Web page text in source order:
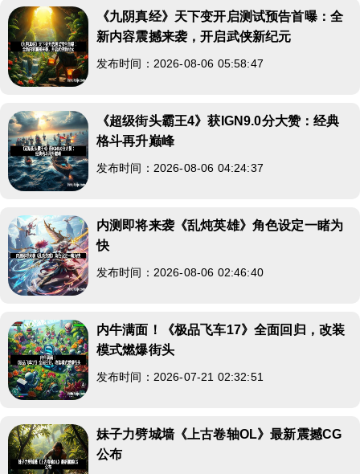
《九阴真经》天下变开启测试预告首曝：全
新内容震撼来袭，开启武侠新纪元
发布时间：2026-08-06 05:58:47
《超级街头霸王4》获IGN9.0分大赞：经典
格斗再升巅峰
发布时间：2026-08-06 04:24:37
内测即将来袭《乱炖英雄》角色设定一睹为
快
发布时间：2026-08-06 02:46:40
内牛满面！《极品飞车17》全面回归，改装
模式燃爆街头
发布时间：2026-07-21 02:32:51
妹子力劈城墙《上古卷轴OL》最新震撼CG
公布